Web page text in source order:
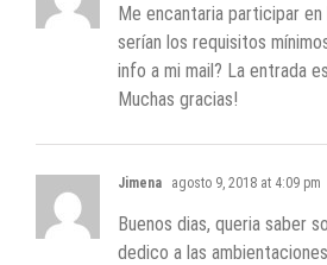
Me encantaria participar
serían los requisitos
info a mi mail? La entrada
Muchas gracias!
Jimena agosto 9, 2018 at 4:09 pm
Buenos dias, queria saber
dedico a las